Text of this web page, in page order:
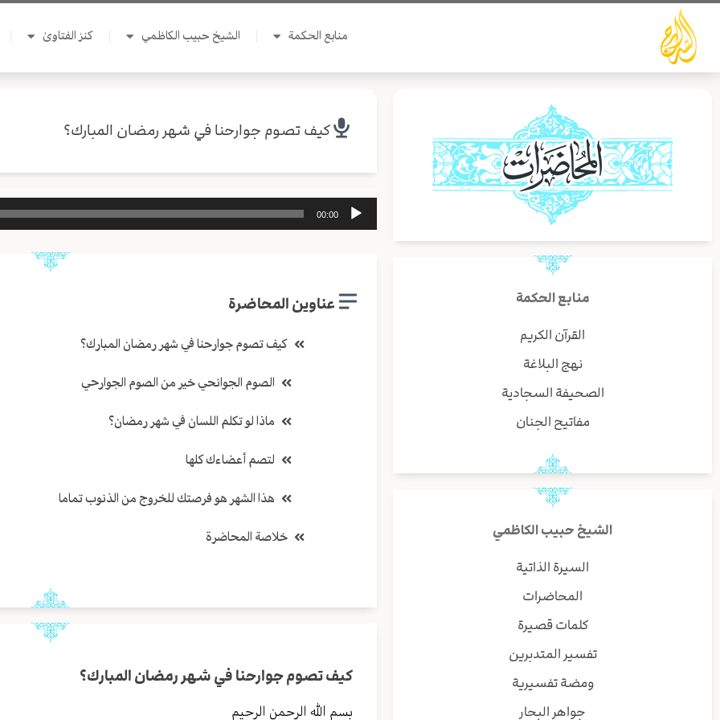
تخطي
المحتوى
منابع الحكمة الشيخ حبيب الكاظمي كنز الفتاوىٰ
منابع الحكمة
القرآن الكريم
نهج البلاغة
الصحيفة السجادية
مفاتيح الجنان
الشيخ حبيب الكاظمي
السيرة الذاتية
المحاضرات
كلمات قصيرة
تفسير المتدبرين
ومضة تفسيرية
جواهر البحار
كيف تصوم جوارحنا في شهر رمضان المبارك؟
مشغل
00:00
عناوين المحاضرة
كيف تصوم جوارحنا في شهر رمضان المبارك؟
الصوم الجوانحي خير من الصوم الجوارحي
ماذا لو تكلم اللسان في شهر رمضان؟
لتصم أعضاءك كلها
هذا الشهر هو فرصتك للخروج من الذنوب تماما
خلاصة المحاضرة
كيف تصوم جوارحنا في شهر رمضان المبارك؟
بسم الله الرحمن الرحيم